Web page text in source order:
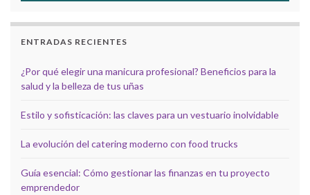
ENTRADAS RECIENTES
¿Por qué elegir una manicura profesional? Beneficios para la
salud y la belleza de tus uñas
Estilo y sofisticación: las claves para un vestuario inolvidable
La evolución del catering moderno con food trucks
Guía esencial: Cómo gestionar las finanzas en tu proyecto
emprendedor